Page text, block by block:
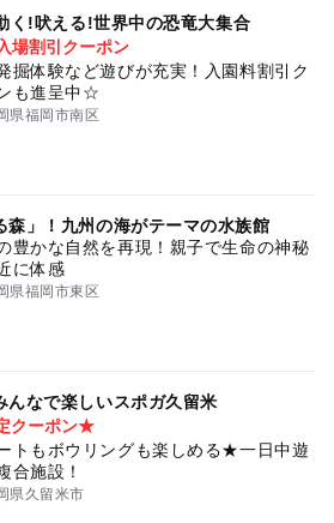
く!吠える!世界中の恐竜大集合
場割引クーポン
掘体験など遊びが充実！入園料割引ク
も進呈中☆
県福岡市南区
森」！九州の海がテーマの水族館
豊かな自然を再現！親子で生命の神秘
に体感
県福岡市東区
んなで楽しいスポガ久留米
クーポン★
トもボウリングも楽しめる★一日中遊
合施設！
県久留米市